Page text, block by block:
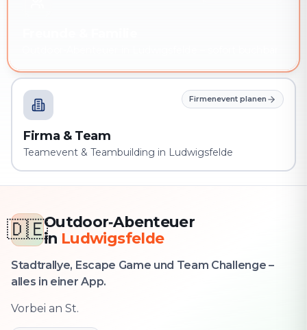
Firmenevent planen
Firma & Team
Teamevent & Teambuilding in Ludwigsfelde
🇩🇪Outdoor‑Abenteuer
in Ludwigsfelde
Stadtrallye, Escape Game und Team Challenge –
alles in einer App.
Vorbei an St.